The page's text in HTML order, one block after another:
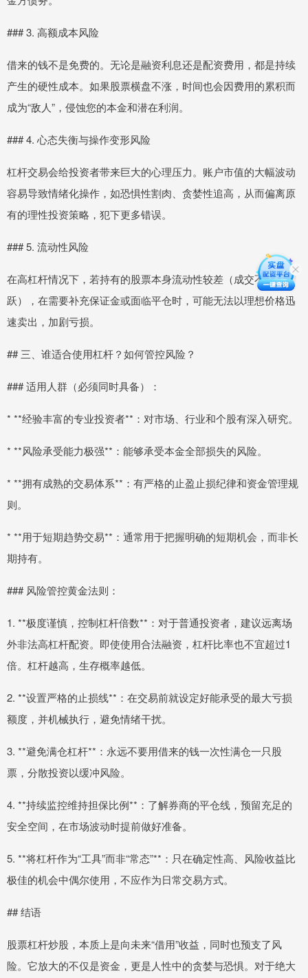
### 3. 高额成本风险
借来的钱不是免费的。无论是融资利息还是配资费用，都是持续
产生的硬性成本。如果股票横盘不涨，时间也会因费用的累积而
成为“敌人”，侵蚀您的本金和潜在利润。
### 4. 心态失衡与操作变形风险
杠杆交易会给投资者带来巨大的心理压力。账户市值的大幅波动
容易导致情绪化操作，如恐惧性割肉、贪婪性追高，从而偏离原
有的理性投资策略，犯下更多错误。
### 5. 流动性风险
在高杠杆情况下，若持有的股票本身流动性较差（成交不活
跃），在需要补充保证金或面临平仓时，可能无法以理想价格迅
速卖出，加剧亏损。
## 三、谁适合使用杠杆？如何管控风险？
### 适用人群（必须同时具备）：
* **经验丰富的专业投资者**：对市场、行业和个股有深入研究。
* **风险承受能力极强**：能够承受本金全部损失的风险。
* **拥有成熟的交易体系**：有严格的止盈止损纪律和资金管理规
则。
* **用于短期趋势交易**：通常用于把握明确的短期机会，而非长
期持有。
### 风险管控黄金法则：
1. **极度谨慎，控制杠杆倍数**：对于普通投资者，建议远离场
外非法高杠杆配资。即使使用合法融资，杠杆比率也不宜超过1
倍。杠杆越高，生存概率越低。
2. **设置严格的止损线**：在交易前就设定好能承受的最大亏损
额度，并机械执行，避免情绪干扰。
3. **避免满仓杠杆**：永远不要用借来的钱一次性满仓一只股
票，分散投资以缓冲风险。
4. **持续监控维持担保比例**：了解券商的平仓线，预留充足的
安全空间，在市场波动时提前做好准备。
5. **将杠杆作为“工具”而非“常态”**：只在确定性高、风险收益比
极佳的机会中偶尔使用，不应作为日常交易方式。
## 结语
股票杠杆炒股，本质上是向未来“借用”收益，同时也预支了风
险。它放大的不仅是资金，更是人性中的贪婪与恐惧。对于绝大